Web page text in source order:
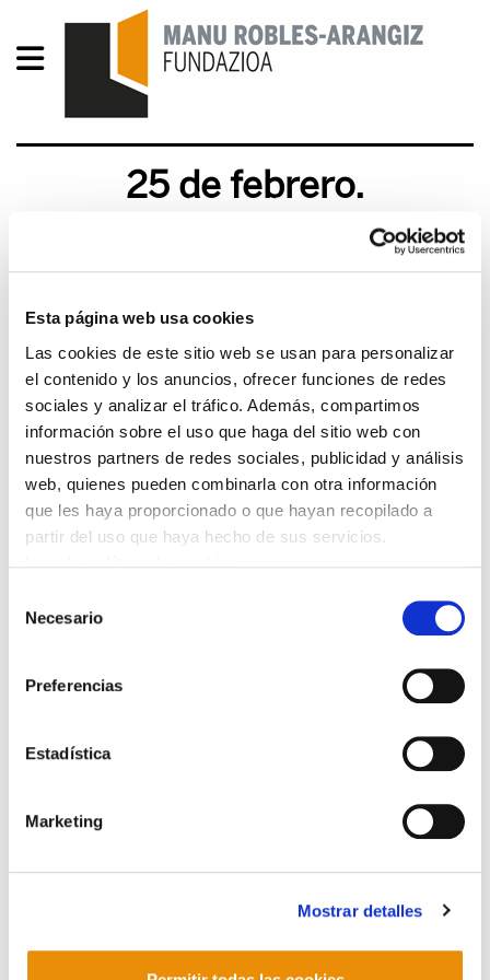
Esta página web usa cookies
Las cookies de este sitio web se usan para personalizar
el contenido y los anuncios, ofrecer funciones de redes
sociales y analizar el tráfico. Además, compartimos
información sobre el uso que haga del sitio web con
nuestros partners de redes sociales, publicidad y análisis
web, quienes pueden combinarla con otra información
que les haya proporcionado o que hayan recopilado a
partir del uso que haya hecho de sus servicios.
Necesario
Preferencias
Estadística
Marketing
Mostrar detalles
25 de febrero.
Manifestación contra los
recortes
2012/02/17
Bideo hau ikusi ahal izateko
marketing-cookieak onartu
MAPA DEL SITIO
ACCESIBILIDAD
Manu Robles-Arangiz Institutua Fundazioa